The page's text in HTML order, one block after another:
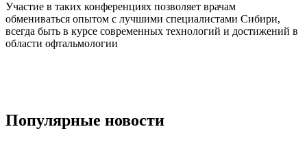
Участие в таких конференциях позволяет врачам
обмениваться опытом с лучшими специалистами Сибири,
всегда быть в курсе современных технологий и достижений в
области офтальмологии
Популярные новости